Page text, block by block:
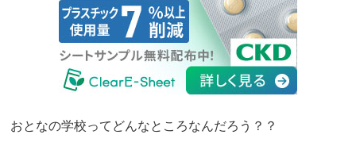
おとなの学校ってどんなところなんだろう？？